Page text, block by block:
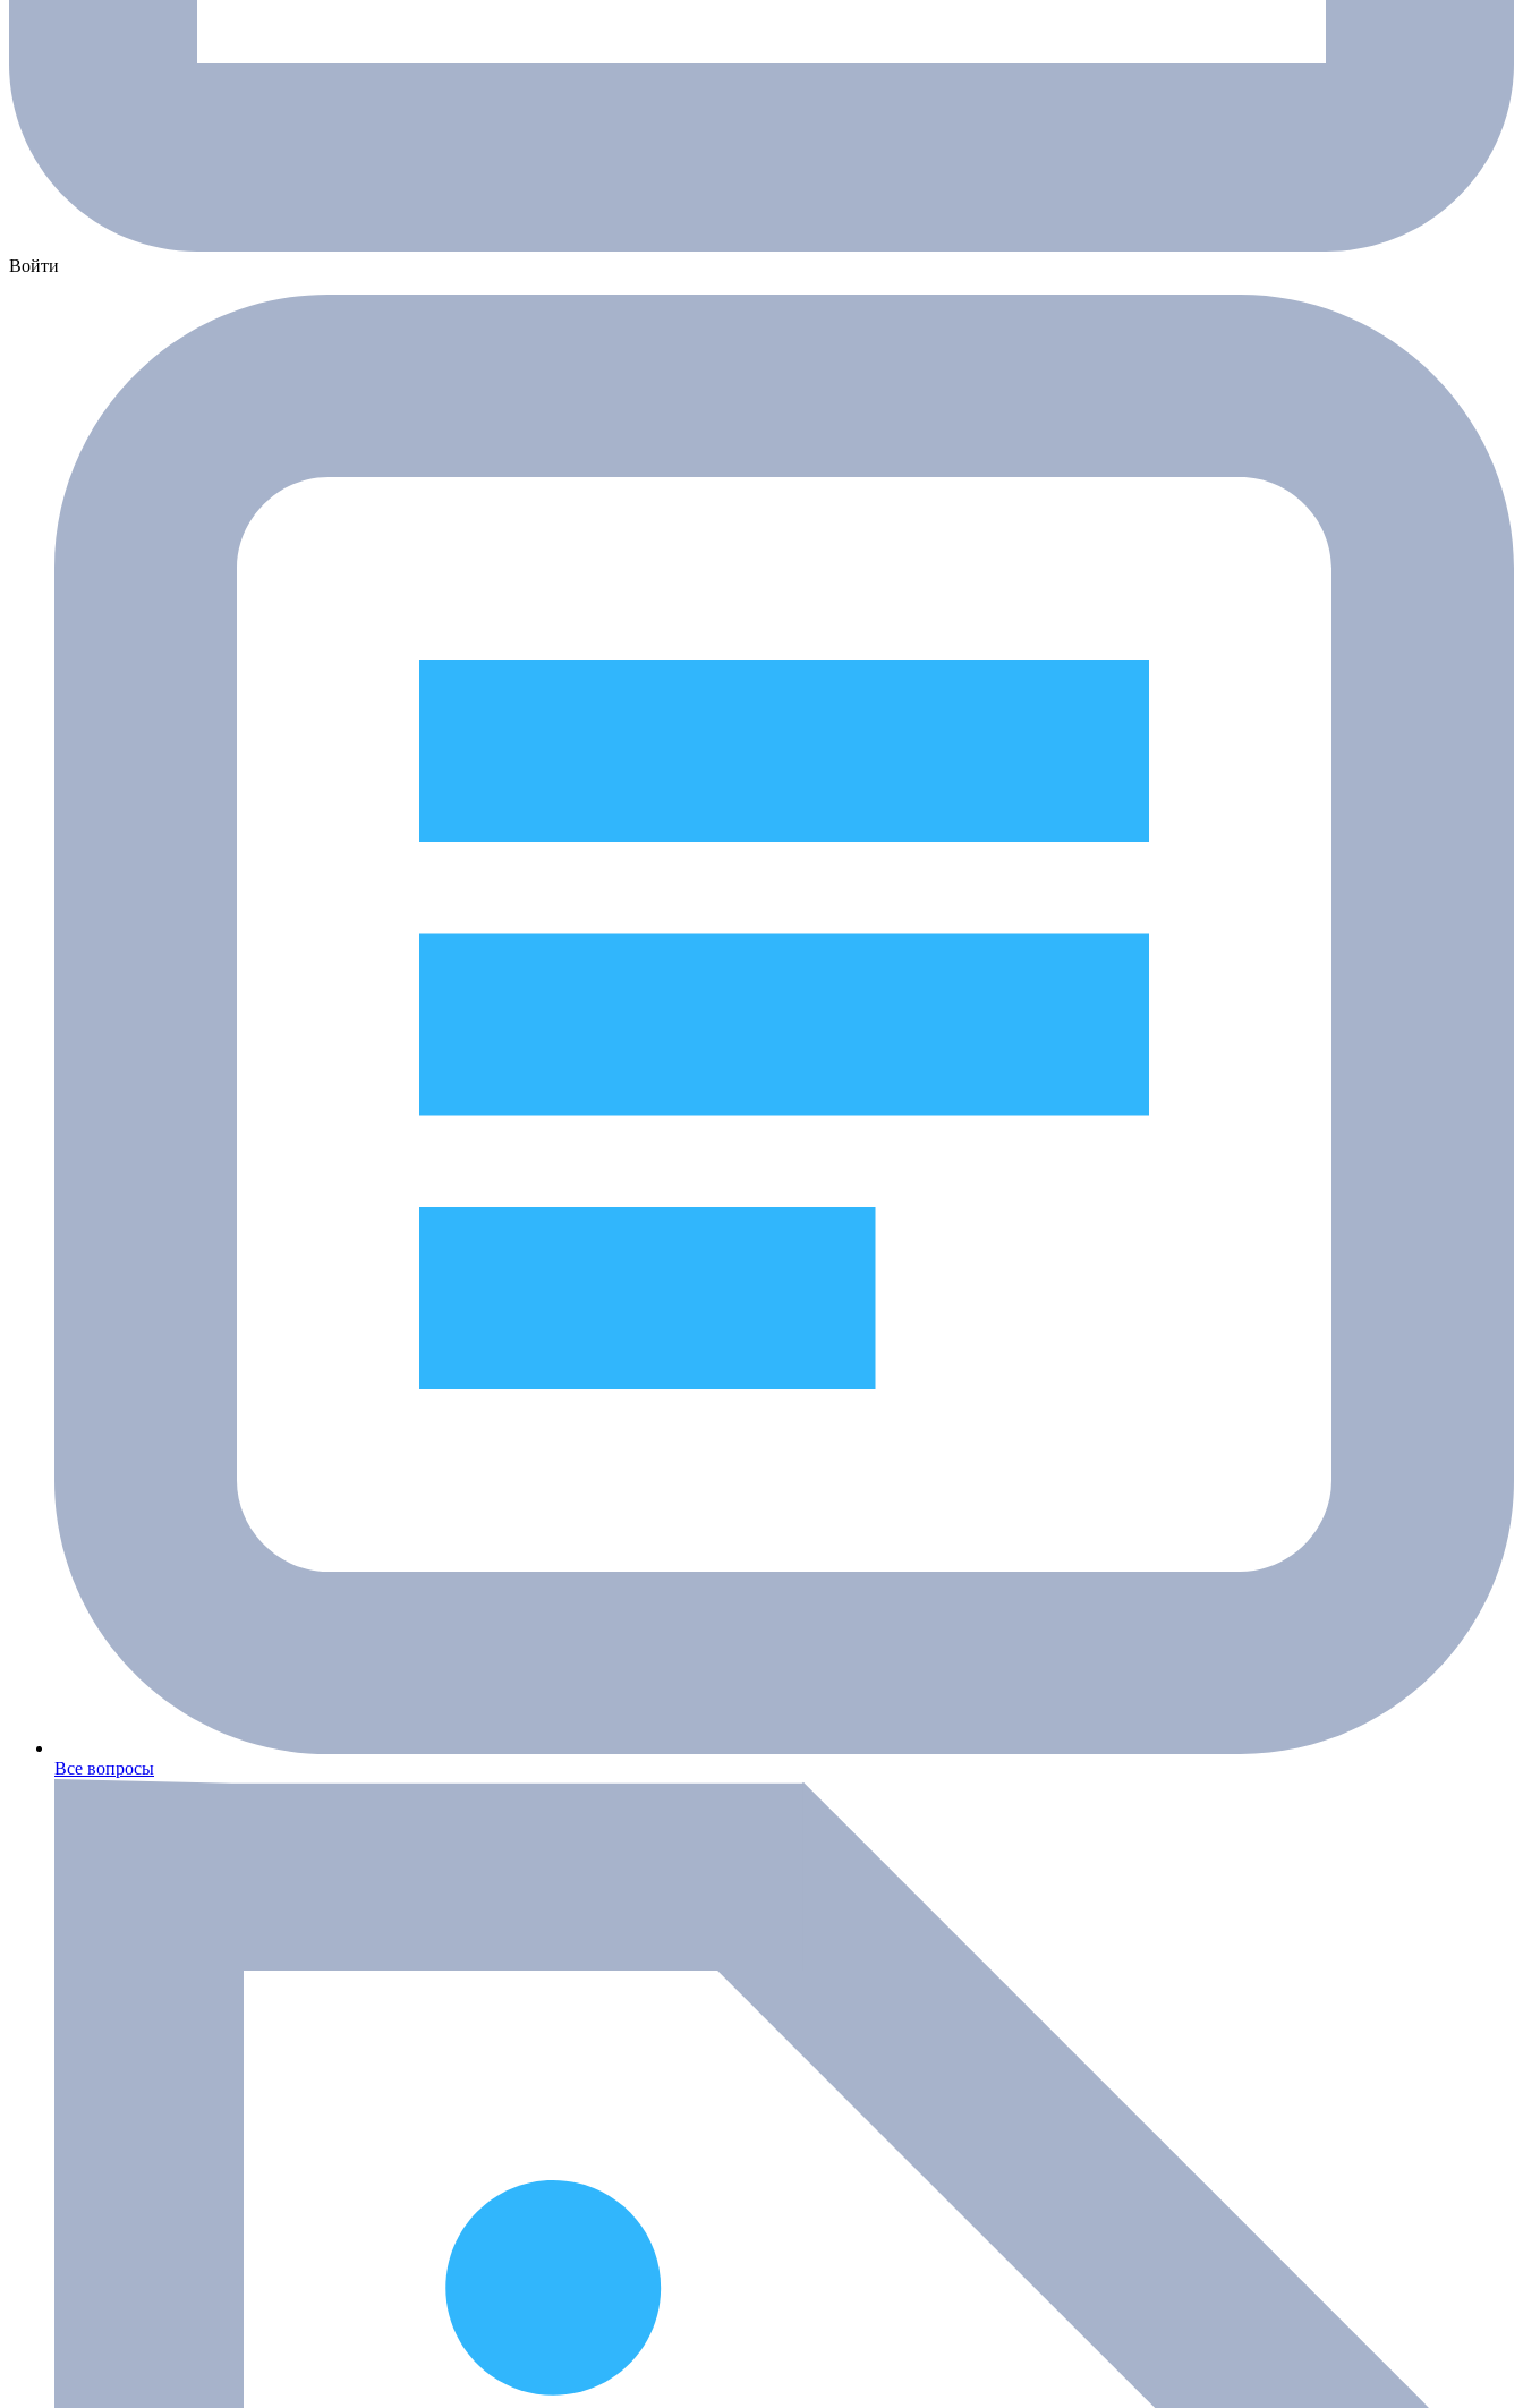
Войти
Все вопросы